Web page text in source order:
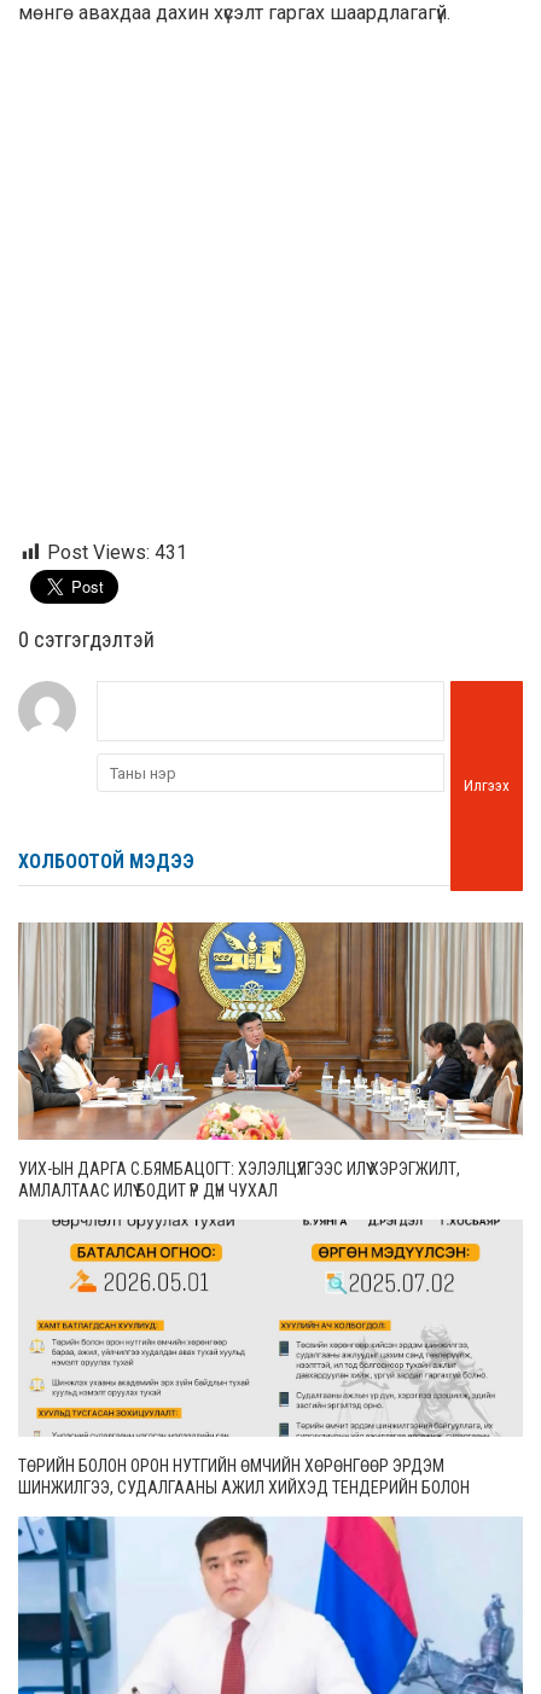
мөнгө авахдаа дахин хүсэлт гаргах шаардлагагүй.
Post Views: 431
0 cэтгэгдэлтэй
Илгээх
ХОЛБООТОЙ МЭДЭЭ
УИХ-ЫН ДАРГА С.БЯМБАЦОГТ: ХЭЛЭЛЦҮҮЛГЭЭС ИЛҮҮ ХЭРЭГЖИЛТ,
АМЛАЛТААС ИЛҮҮ БОДИТ ҮР ДҮН ЧУХАЛ
ТӨРИЙН БОЛОН ОРОН НУТГИЙН ӨМЧИЙН ХӨРӨНГӨӨР ЭРДЭМ
ШИНЖИЛГЭЭ, СУДАЛГААНЫ АЖИЛ ХИЙХЭД ТЕНДЕРИЙН БОЛОН